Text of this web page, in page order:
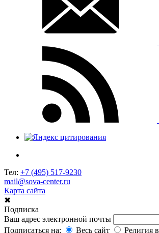
Тел: +7 (495) 517-9230
mail@sova-center.ru
Карта сайта
✖
Подписка
Ваш адрес электронной почты
Подписаться на:
Весь сайт
Религия